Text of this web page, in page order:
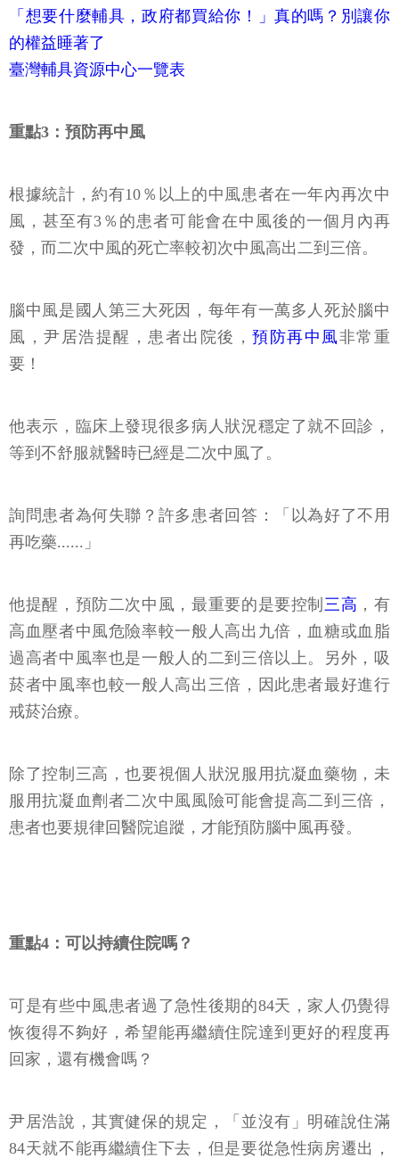
「想要什麼輔具，政府都買給你！」真的嗎？別讓你
的權益睡著了
臺灣輔具資源中心一覽表
重點3：預防再中風
根據統計，約有10％以上的中風患者在一年內再次中
風，甚至有3％的患者可能會在中風後的一個月內再
發，而二次中風的死亡率較初次中風高出二到三倍。
腦中風是國人第三大死因，每年有一萬多人死於腦中
風，尹居浩提醒，患者出院後，預防再中風非常重
要！
他表示，臨床上發現很多病人狀況穩定了就不回診，
等到不舒服就醫時已經是二次中風了。
詢問患者為何失聯？許多患者回答：「以為好了不用
再吃藥......」
他提醒，預防二次中風，最重要的是要控制三高 ，有
高血壓者中風危險率較一般人高出九倍，血糖或血脂
過高者中風率也是一般人的二到三倍以上。另外，吸
菸者中風率也較一般人高出三倍，因此患者最好進行
戒菸治療。
除了控制三高，也要視個人狀況服用抗凝血藥物，未
服用抗凝血劑者二次中風風險可能會提高二到三倍，
患者也要規律回醫院追蹤，才能預防腦中風再發。
重點4：可以持續住院嗎？
可是有些中風患者過了急性後期的84天，家人仍覺得
恢復得不夠好，希望能再繼續住院達到更好的程度再
回家，還有機會嗎？
尹居浩說，其實健保的規定，「並沒有」明確說住滿
84天就不能再繼續住下去，但是要從急性病房遷出，